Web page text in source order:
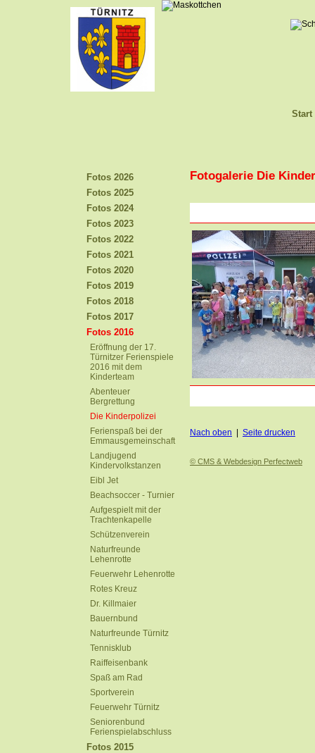
Start
Fotos 2026
Fotos 2025
Fotos 2024
Fotos 2023
Fotos 2022
Fotos 2021
Fotos 2020
Fotos 2019
Fotos 2018
Fotos 2017
Fotos 2016
Eröffnung der 17.
Türnitzer Ferienspiele
2016 mit dem
Kinderteam
Abenteuer
Bergrettung
Die Kinderpolizei
Ferienspaß bei der
Emmausgemeinschaft
Landjugend
Kindervolkstanzen
Eibl Jet
Beachsoccer - Turnier
Aufgespielt mit der
Trachtenkapelle
Schützenverein
Naturfreunde
Lehenrotte
Feuerwehr Lehenrotte
Rotes Kreuz
Dr. Killmaier
Bauernbund
Naturfreunde Türnitz
Tennisklub
Raiffeisenbank
Spaß am Rad
Sportverein
Feuerwehr Türnitz
Seniorenbund
Ferienspielabschluss
Fotos 2015
Fotogalerie Die
Nach oben | Seite drucken
© CMS & Webdesign Perfectweb